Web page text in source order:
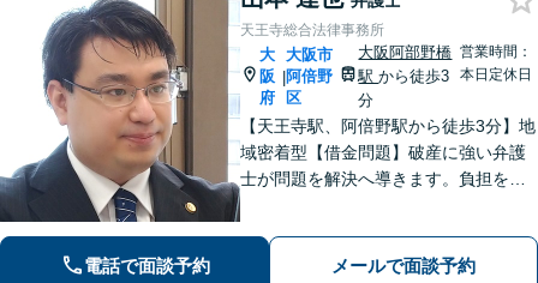
天王寺総合法律事務所
大
阪
府
|
大阪市
阿倍野
区
大阪阿部野橋
駅から徒歩3
分
営業時間：
本日定休日
【天王寺駅、阿倍野駅から徒歩3分】地
域密着型【借金問題】破産に強い弁護
士が問題を解決へ導きます。負担を減
停、熟年離婚に対応。お一人で悩まず
電話で面談予約 メールで面談予約